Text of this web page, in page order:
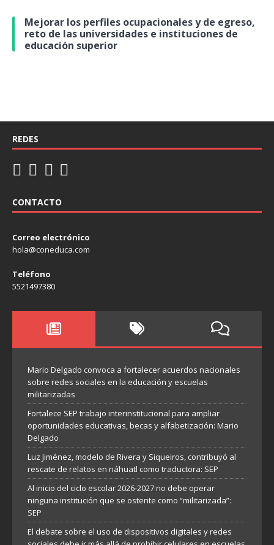
Mejorar los perfiles ocupacionales y de egreso,
reto de las universidades e instituciones de
educación superior
REDES
CONTACTO
Correo electrónico
hola@coneduca.com
Teléfono
5521497380
Mario Delgado convoca a fortalecer acuerdos nacionales
sobre redes sociales en la educación y escuelas
militarizadas
Fortalece SEP trabajo interinstitucional para ampliar
oportunidades educativas, becas y alfabetización: Mario
Delgado
Luz Jiménez, modelo de Rivera y Siqueiros, contribuyó al
rescate de relatos en náhuatl como traductora: SEP
Al inicio del ciclo escolar 2026-2027 no debe operar
ninguna institución que se ostente como “militarizada”:
SEP
El debate sobre el uso de dispositivos digitales y redes